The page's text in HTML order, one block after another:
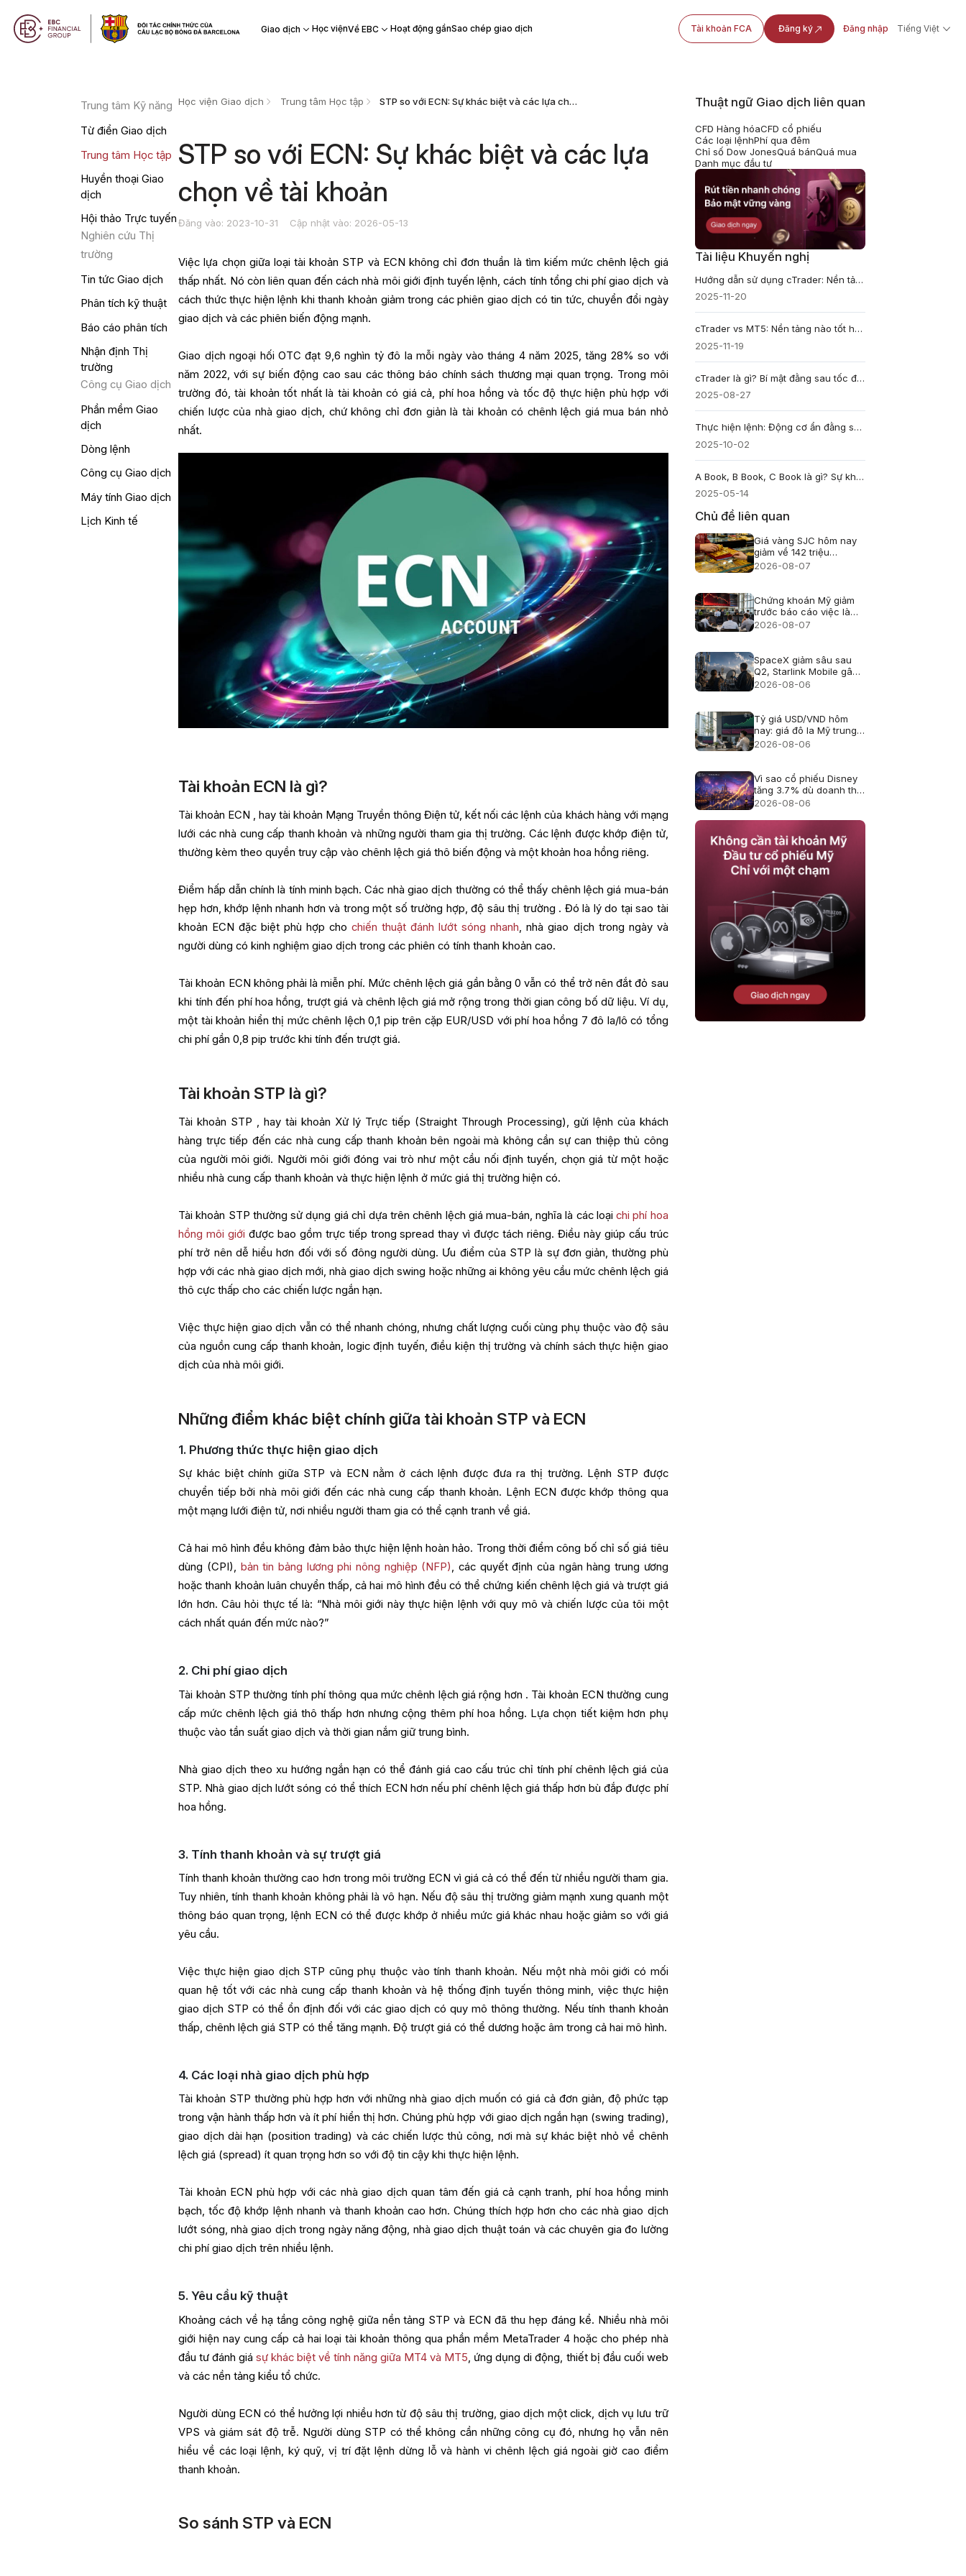
Giao dịch Học việnVề EBC Hoạt động gầnSao chép giao dịch Tài khoản FCA Đăng ký Đăng nhập Tiếng Việt
Trung tâm Kỹ năng
Từ điển Giao dịch
Trung tâm Học tập
Huyền thoại Giao
dịch
Hội thảo Trực tuyến
Nghiên cứu Thị
trường
Tin tức Giao dịch
Phân tích kỹ thuật
Báo cáo phân tích
Nhận định Thị
trường
Công cụ Giao dịch
Phần mềm Giao
dịch
Dòng lệnh
Công cụ Giao dịch
Máy tính Giao dịch
Lịch Kinh tế
Học viện Giao dịch Trung tâm Học tập STP so với ECN: Sự khác biệt và các lựa chọn về tài khoản
STP so với ECN: Sự khác biệt và các lựa
chọn về tài khoản
Đăng vào: 2023-10-31 Cập nhật vào: 2026-05-13
Việc lựa chọn giữa loại tài khoản STP và ECN không chỉ đơn thuần là tìm kiếm mức chênh lệch giá
thấp nhất. Nó còn liên quan đến cách nhà môi giới định tuyến lệnh, cách tính tổng chi phí giao dịch và
cách thức thực hiện lệnh khi thanh khoản giảm trong các phiên giao dịch có tin tức, chuyển đổi ngày
giao dịch và các phiên biến động mạnh.
Giao dịch ngoại hối OTC đạt 9,6 nghìn tỷ đô la mỗi ngày vào tháng 4 năm 2025, tăng 28% so với
năm 2022, với sự biến động cao sau các thông báo chính sách thương mại quan trọng. Trong môi
trường đó, tài khoản tốt nhất là tài khoản có giá cả, phí hoa hồng và tốc độ thực hiện phù hợp với
chiến lược của nhà giao dịch, chứ không chỉ đơn giản là tài khoản có chênh lệch giá mua bán nhỏ
nhất.
Tài khoản ECN là gì?
Tài khoản ECN , hay tài khoản Mạng Truyền thông Điện tử, kết nối các lệnh của khách hàng với mạng
lưới các nhà cung cấp thanh khoản và những người tham gia thị trường. Các lệnh được khớp điện tử,
thường kèm theo quyền truy cập vào chênh lệch giá thô biến động và một khoản hoa hồng riêng.
Điểm hấp dẫn chính là tính minh bạch. Các nhà giao dịch thường có thể thấy chênh lệch giá mua-bán
hẹp hơn, khớp lệnh nhanh hơn và trong một số trường hợp, độ sâu thị trường . Đó là lý do tại sao tài
khoản ECN đặc biệt phù hợp chochiến thuật đánh lướt sóng nhanh, nhà giao dịch trong ngày và
người dùng có kinh nghiệm giao dịch trong các phiên có tính thanh khoản cao.
Tài khoản ECN không phải là miễn phí. Mức chênh lệch giá gần bằng 0 vẫn có thể trở nên đắt đỏ sau
khi tính đến phí hoa hồng, trượt giá và chênh lệch giá mở rộng trong thời gian công bố dữ liệu. Ví dụ,
một tài khoản hiển thị mức chênh lệch 0,1 pip trên cặp EUR/USD với phí hoa hồng 7 đô la/lô có tổng
chi phí gần 0,8 pip trước khi tính đến trượt giá.
Tài khoản STP là gì?
Tài khoản STP , hay tài khoản Xử lý Trực tiếp (Straight Through Processing), gửi lệnh của khách
hàng trực tiếp đến các nhà cung cấp thanh khoản bên ngoài mà không cần sự can thiệp thủ công
của người môi giới. Người môi giới đóng vai trò như một cầu nối định tuyến, chọn giá từ một hoặc
nhiều nhà cung cấp thanh khoản và thực hiện lệnh ở mức giá thị trường hiện có.
Tài khoản STP thường sử dụng giá chỉ dựa trên chênh lệch giá mua-bán, nghĩa là các loạichi phí hoa
hồng môi giới được bao gồm trực tiếp trong spread thay vì được tách riêng. Điều này giúp cấu trúc
phí trở nên dễ hiểu hơn đối với số đông người dùng. Ưu điểm của STP là sự đơn giản, thường phù
hợp với các nhà giao dịch mới, nhà giao dịch swing hoặc những ai không yêu cầu mức chênh lệch giá
thô cực thấp cho các chiến lược ngắn hạn.
Việc thực hiện giao dịch vẫn có thể nhanh chóng, nhưng chất lượng cuối cùng phụ thuộc vào độ sâu
của nguồn cung cấp thanh khoản, logic định tuyến, điều kiện thị trường và chính sách thực hiện giao
dịch của nhà môi giới.
Những điểm khác biệt chính giữa tài khoản STP và ECN
1. Phương thức thực hiện giao dịch
Sự khác biệt chính giữa STP và ECN nằm ở cách lệnh được đưa ra thị trường. Lệnh STP được
chuyển tiếp bởi nhà môi giới đến các nhà cung cấp thanh khoản. Lệnh ECN được khớp thông qua
một mạng lưới điện tử, nơi nhiều người tham gia có thể cạnh tranh về giá.
Cả hai mô hình đều không đảm bảo thực hiện lệnh hoàn hảo. Trong thời điểm công bố chỉ số giá tiêu
dùng (CPI), bản tin bảng lương phi nông nghiệp (NFP), các quyết định của ngân hàng trung ương
hoặc thanh khoản luân chuyển thấp, cả hai mô hình đều có thể chứng kiến chênh lệch giá và trượt giá
lớn hơn. Câu hỏi thực tế là: “Nhà môi giới này thực hiện lệnh với quy mô và chiến lược của tôi một
cách nhất quán đến mức nào?”
2. Chi phí giao dịch
Tài khoản STP thường tính phí thông qua mức chênh lệch giá rộng hơn . Tài khoản ECN thường cung
cấp mức chênh lệch giá thô thấp hơn nhưng cộng thêm phí hoa hồng. Lựa chọn tiết kiệm hơn phụ
thuộc vào tần suất giao dịch và thời gian nắm giữ trung bình.
Nhà giao dịch theo xu hướng ngắn hạn có thể đánh giá cao cấu trúc chỉ tính phí chênh lệch giá của
STP. Nhà giao dịch lướt sóng có thể thích ECN hơn nếu phí chênh lệch giá thấp hơn bù đắp được phí
hoa hồng.
3. Tính thanh khoản và sự trượt giá
Tính thanh khoản thường cao hơn trong môi trường ECN vì giá cả có thể đến từ nhiều người tham gia.
Tuy nhiên, tính thanh khoản không phải là vô hạn. Nếu độ sâu thị trường giảm mạnh xung quanh một
thông báo quan trọng, lệnh ECN có thể được khớp ở nhiều mức giá khác nhau hoặc giảm so với giá
yêu cầu.
Việc thực hiện giao dịch STP cũng phụ thuộc vào tính thanh khoản. Nếu một nhà môi giới có mối
quan hệ tốt với các nhà cung cấp thanh khoản và hệ thống định tuyến thông minh, việc thực hiện
giao dịch STP có thể ổn định đối với các giao dịch có quy mô thông thường. Nếu tính thanh khoản
thấp, chênh lệch giá STP có thể tăng mạnh. Độ trượt giá có thể dương hoặc âm trong cả hai mô hình.
4. Các loại nhà giao dịch phù hợp
Tài khoản STP thường phù hợp hơn với những nhà giao dịch muốn có giá cả đơn giản, độ phức tạp
trong vận hành thấp hơn và ít phí hiển thị hơn. Chúng phù hợp với giao dịch ngắn hạn (swing trading),
giao dịch dài hạn (position trading) và các chiến lược thủ công, nơi mà sự khác biệt nhỏ về chênh
lệch giá (spread) ít quan trọng hơn so với độ tin cậy khi thực hiện lệnh.
Tài khoản ECN phù hợp với các nhà giao dịch quan tâm đến giá cả cạnh tranh, phí hoa hồng minh
bạch, tốc độ khớp lệnh nhanh và thanh khoản cao hơn. Chúng thích hợp hơn cho các nhà giao dịch
lướt sóng, nhà giao dịch trong ngày năng động, nhà giao dịch thuật toán và các chuyên gia đo lường
chi phí giao dịch trên nhiều lệnh.
5. Yêu cầu kỹ thuật
Khoảng cách về hạ tầng công nghệ giữa nền tảng STP và ECN đã thu hẹp đáng kể. Nhiều nhà môi
giới hiện nay cung cấp cả hai loại tài khoản thông qua phần mềm MetaTrader 4 hoặc cho phép nhà
đầu tư đánh giásự khác biệt về tính năng giữa MT4 và MT5, ứng dụng di động, thiết bị đầu cuối web
và các nền tảng kiểu tổ chức.
Người dùng ECN có thể hưởng lợi nhiều hơn từ độ sâu thị trường, giao dịch một click, dịch vụ lưu trữ
VPS và giám sát độ trễ. Người dùng STP có thể không cần những công cụ đó, nhưng họ vẫn nên
hiểu về các loại lệnh, ký quỹ, vị trí đặt lệnh dừng lỗ và hành vi chênh lệch giá ngoài giờ cao điểm
thanh khoản.
So sánh STP và ECN
Thuật ngữ Giao dịch liên quan
CFD Hàng hóaCFD cổ phiếu
Các loại lệnhPhí qua đêm
Chỉ số Dow JonesQuá bánQuá mua
Danh mục đầu tư
Tài liệu Khuyến nghị
Hướng dẫn sử dụng cTrader: Nền tảng giao dịch từ A-Z
2025-11-20
cTrader vs MT5: Nền tảng nào tốt hơn cho Trader?
2025-11-19
cTrader là gì? Bí mật đằng sau tốc độ khớp lệnh ECN
2025-08-27
Thực hiện lệnh: Động cơ ẩn đằng sau mọi giao dịch
2025-10-02
A Book, B Book, C Book là gì? Sự khác biệt giữa các mô hình broker Forex
2025-05-14
Chủ đề liên quan
Giá vàng SJC hôm nay
giảm về 142 triệu
đồng/lượng
2026-08-07
Chứng khoán Mỹ giảm
trước báo cáo việc làm
nhưng Phố Wall chưa
2026-08-07
SpaceX giảm sâu sau
Q2, Starlink Mobile gây
áp lực lên viễn thông Mỹ
2026-08-06
Tỷ giá USD/VND hôm
nay: giá đô la Mỹ trung
tâm lên 25.433, USD
2026-08-06
Vì sao cổ phiếu Disney
tăng 3.7% dù doanh thu
hụt kỳ vọng?
2026-08-06